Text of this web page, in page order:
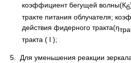
коэффициент бегущей волны(Кб
тракте питания облучателя;
действия фидерного тракта(η
тракта ( l );
5. Для уменьшения реакции